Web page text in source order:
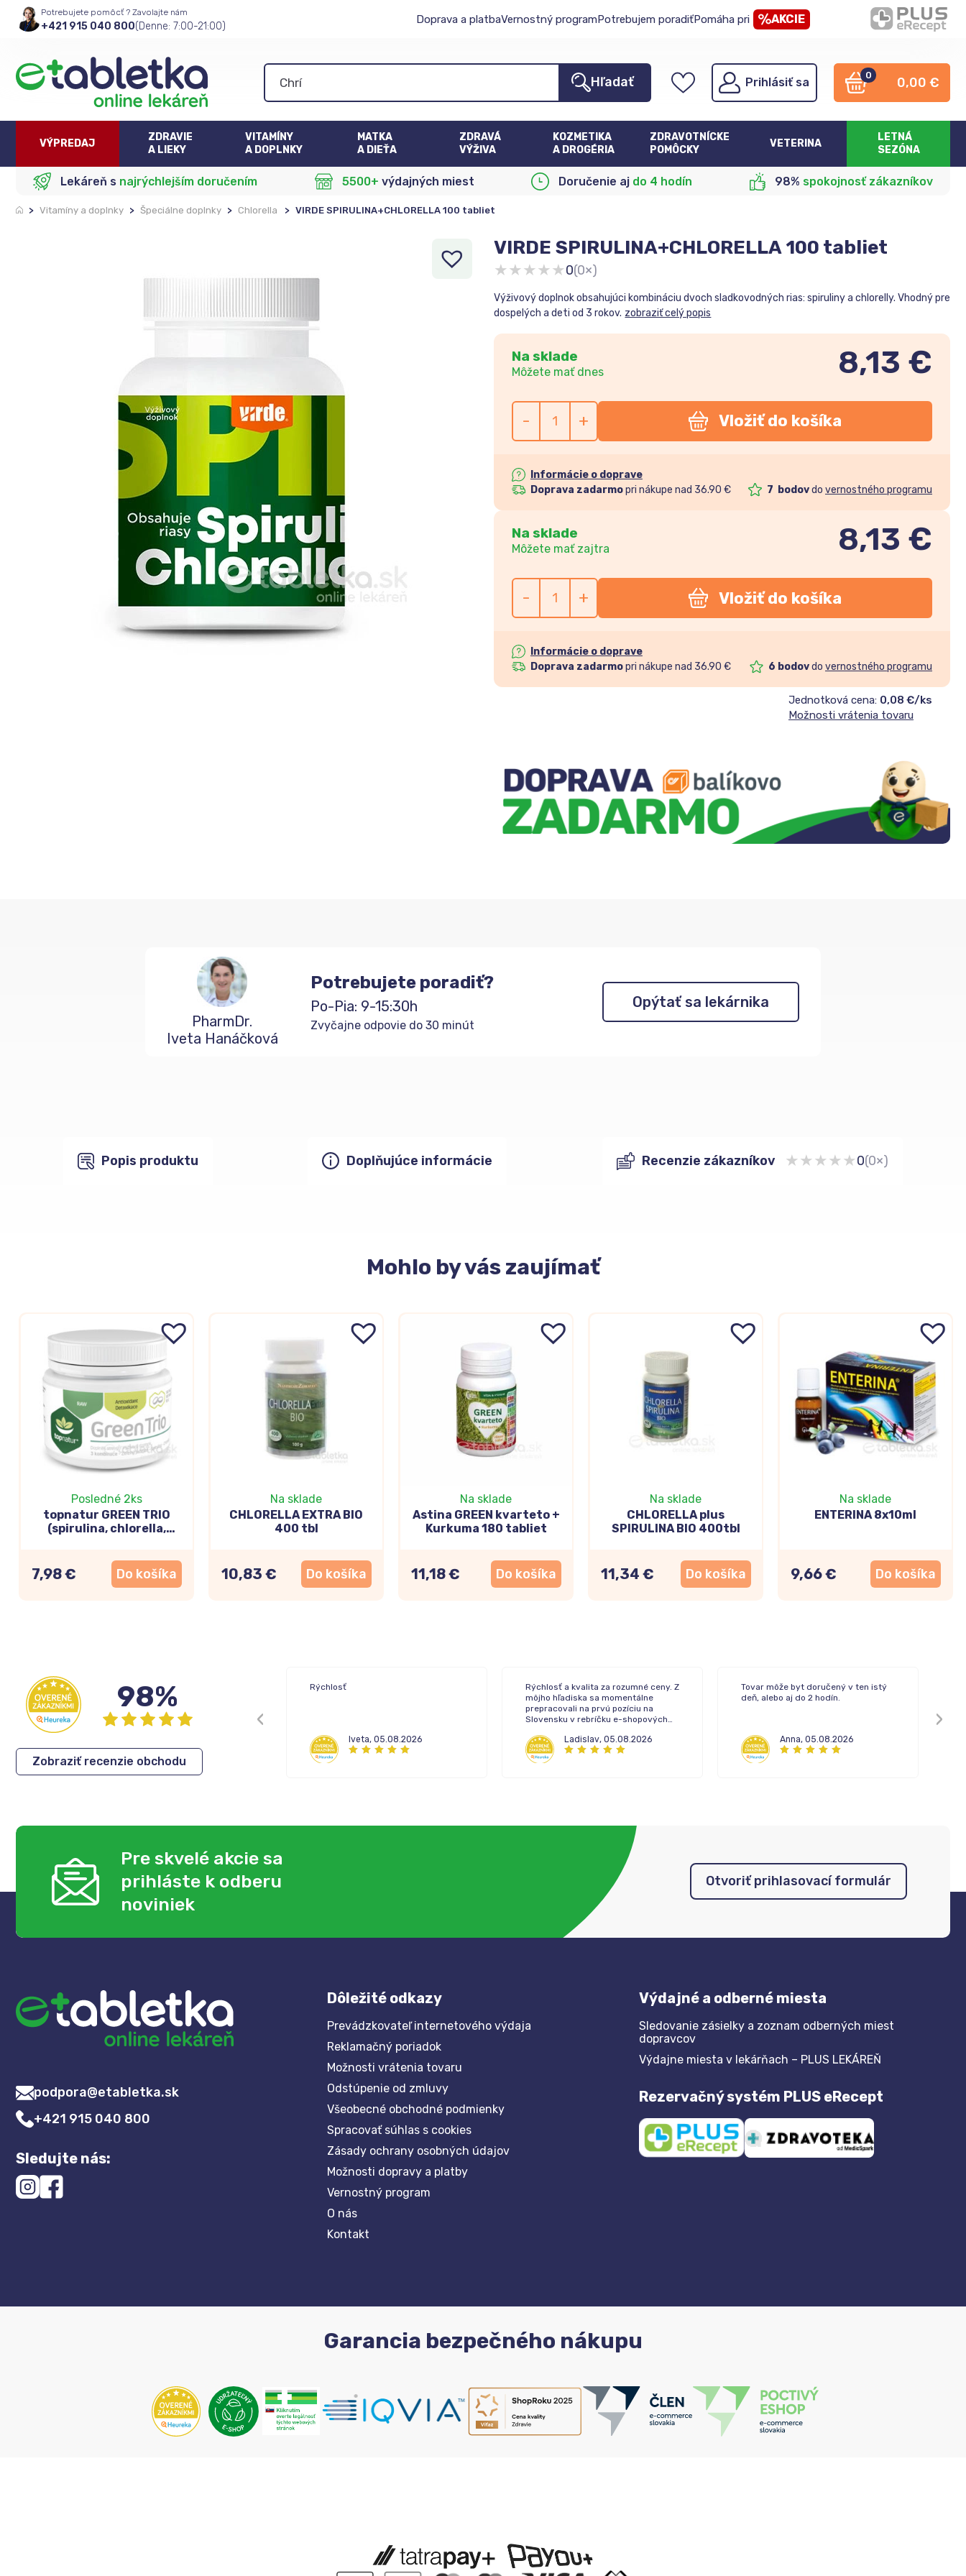
Potrebujete pomôcť ? Zavolajte nám
+421 915 040 800(Denne: 7:00-21:00)
Doprava a platbaVernostný programPotrebujem poradiťPomáha pri AKCIE
Hľadať Prihlásiť sa
0 0,00 €
VÝPREDAJ
ZDRAVIE
A LIEKY
VITAMÍNY
A DOPLNKY
MATKA
A DIEŤA
ZDRAVÁ
VÝŽIVA
KOZMETIKA
A DROGÉRIA
ZDRAVOTNÍCKE
POMÔCKY
VETERINA
LETNÁ
SEZÓNA
Lekáreň s najrýchlejším doručením 5500+ výdajných miest Doručenie aj do 4 hodín 98% spokojnosť zákazníkov
> Vitamíny a doplnky > Špeciálne doplnky > Chlorella > VIRDE SPIRULINA+CHLORELLA 100 tabliet
VIRDE SPIRULINA+CHLORELLA 100 tabliet
★★★★★0(0×)
Výživový doplnok obsahujúci kombináciu dvoch sladkovodných rias: spiruliny a chlorelly. Vhodný pre
dospelých a deti od 3 rokov. zobraziť celý popis
Na sklade
Môžete mať dnes 8,13 €
- + Vložiť do košíka
Informácie o doprave
Doprava zadarmopri nákupe nad 36.90 € 7 bodovdo vernostného programu
Na sklade
Môžete mať zajtra 8,13 €
- + Vložiť do košíka
Informácie o doprave
Doprava zadarmopri nákupe nad 36.90 € 6 bodovdo vernostného programu
Jednotková cena: 0,08 €/ks
Možnosti vrátenia tovaru
PharmDr.
Iveta Hanáčková
Potrebujete poradiť?
Po-Pia: 9-15:30h
Zvyčajne odpovie do 30 minút
Opýtať sa lekárnika
Popis produktu Doplňujúce informácie Recenzie zákazníkov ★★★★★0(0×)
Mohlo by vás zaujímať
Posledné 2ks
topnatur GREEN TRIO
(spirulina, chlorella,
7,98 € Do košíka
Na sklade
CHLORELLA EXTRA BIO
400 tbl
10,83 € Do košíka
Na sklade
Astina GREEN kvarteto +
Kurkuma 180 tabliet
11,18 € Do košíka
Na sklade
CHLORELLA plus
SPIRULINA BIO 400tbl
11,34 € Do košíka
Na sklade
ENTERINA 8x10ml
9,66 € Do košíka
98%
Zobraziť recenzie obchodu
Rýchle dodanie tovaru.
Cenovo dobré produkty
Rýchlosť
Iveta, 05.08.2026
Rýchlosť a kvalita za rozumné ceny. Z
môjho hľadiska sa momentálne
prepracovali na prvú pozíciu na
Slovensku v rebríčku e-shopových
Ladislav, 05.08.2026
Tovar môže byt doručený v ten istý
deň, alebo aj do 2 hodín.
Anna, 05.08.2026
Pre skvelé akcie sa
prihláste k odberu
noviniek
Otvoriť prihlasovací formulár
podpora@etabletka.sk
+421 915 040 800
Sledujte nás:
Dôležité odkazy
Prevádzkovateľ internetového výdaja
Reklamačný poriadok
Možnosti vrátenia tovaru
Odstúpenie od zmluvy
Všeobecné obchodné podmienky
Spracovať súhlas s cookies
Zásady ochrany osobných údajov
Možnosti dopravy a platby
Vernostný program
O nás
Kontakt
Výdajné a odberné miesta
Sledovanie zásielky a zoznam odberných miest
dopravcov
Výdajne miesta v lekárňach – PLUS LEKÁREŇ
Rezervačný systém PLUS eRecept
Garancia bezpečného nákupu